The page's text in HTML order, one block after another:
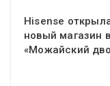
Hisense
новый магазин
«Можайский